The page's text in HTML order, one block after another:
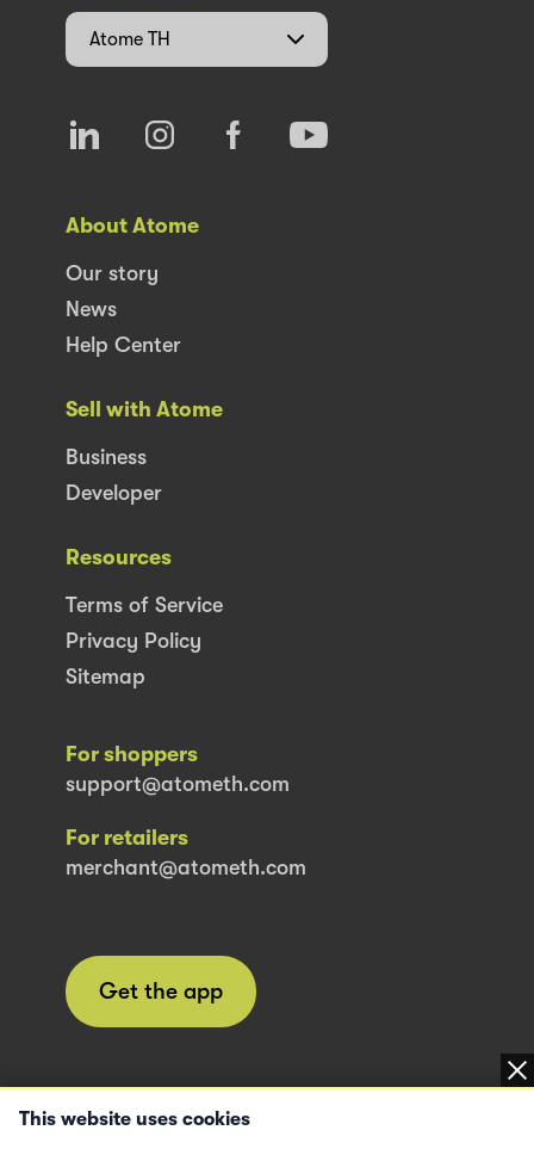
Atome TH
About Atome
Our story
News
Help Center
Sell with Atome
Business
Developer
Resources
Terms of Service
Privacy Policy
Sitemap
For shoppers
support@atometh.com
For retailers
merchant@atometh.com
Get the app
This website uses cookies